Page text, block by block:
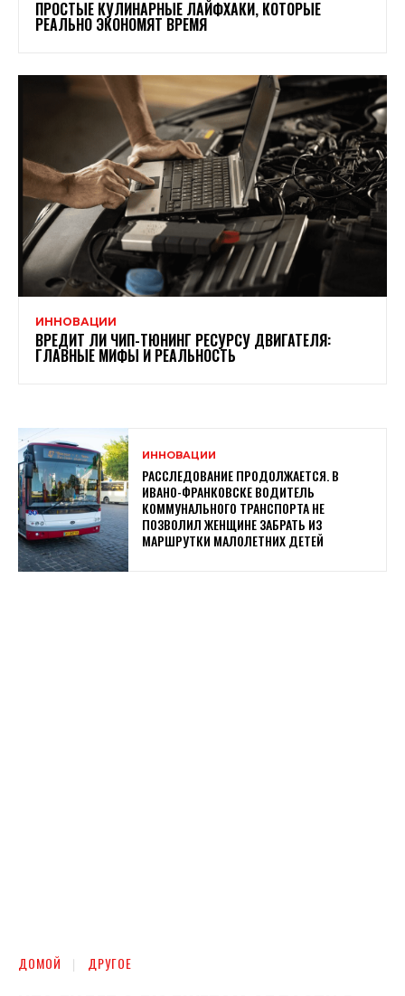
ПРОСТЫЕ КУЛИНАРНЫЕ ЛАЙФХАКИ, КОТОРЫЕ
РЕАЛЬНО ЭКОНОМЯТ ВРЕМЯ
ИННОВАЦИИ
ВРЕДИТ ЛИ ЧИП-ТЮНИНГ РЕСУРСУ ДВИГАТЕЛЯ:
ГЛАВНЫЕ МИФЫ И РЕАЛЬНОСТЬ
ИННОВАЦИИ
РАССЛЕДОВАНИЕ ПРОДОЛЖАЕТСЯ. В
ИВАНО-ФРАНКОВСКЕ ВОДИТЕЛЬ
КОММУНАЛЬНОГО ТРАНСПОРТА НЕ
ПОЗВОЛИЛ ЖЕНЩИНЕ ЗАБРАТЬ ИЗ
МАРШРУТКИ МАЛОЛЕТНИХ ДЕТЕЙ